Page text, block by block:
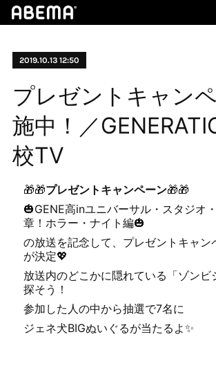
2019.10.13 12:50
プレゼントキャン
施中！／
校TV
🎁🎁プレゼントキャンペーン🎁🎁
🎃GENE高inユニバーサル・スタジオ
章！ホラー・ナイト編🎃
の放送を記念して、プレゼントキャン
が決定💖
放送内のどこかに隠れている「ゾンビ
探そう！
参加した人の中から抽選で7名に
ジェネ犬BIGぬいぐるが当たるよ✨